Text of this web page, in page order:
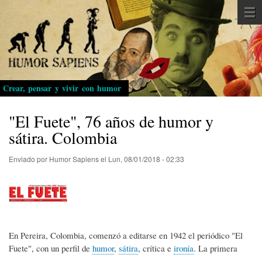
Pasar
al
contenido
principal
Crear, pensar y vivir con humor
"El Fuete", 76 años de humor y
sátira. Colombia
Enviado por Humor Sapiensel Lun, 08/01/2018 - 02:33
En Pereira, Colombia, comenzó a editarse en 1942 el periódico "El
Fuete", con un perfil de humor, sátira, crítica e ironía. La primera